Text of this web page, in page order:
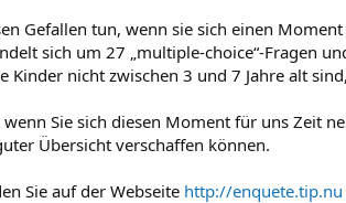
Gefallen tun, wenn sie sich einen
sich um 27 „multiple-choice“-Fragen
Kinder nicht zwischen 3 und 7 Jahre alt
Sie sich diesen Moment für uns Zeit
Übersicht verschaffen können.
Sie auf der Webseite http://enquete.tip.nu